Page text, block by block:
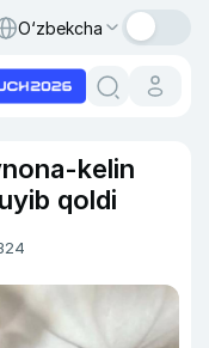
O‘zbekcha
kelin
qoldi